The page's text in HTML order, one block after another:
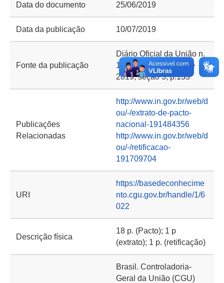
Data do documento 25/06/2019
Data da publicação 10/07/2019
Fonte da publicação
Diário Oficial da União n.
131, de 10 de julho de
2019, seção 3, p.133
Publicações
Relacionadas
http://www.in.gov.br/web/d
ou/-/extrato-de-pacto-
nacional-191484356
http://www.in.gov.br/web/d
ou/-/retificacao-
191709704
URI
https://basedeconhecime
nto.cgu.gov.br/handle/1/6
022
Descrição física
18 p. (Pacto); 1 p
(extrato); 1 p. (retificação)
Brasil. Controladoria-
Geral da União (CGU)